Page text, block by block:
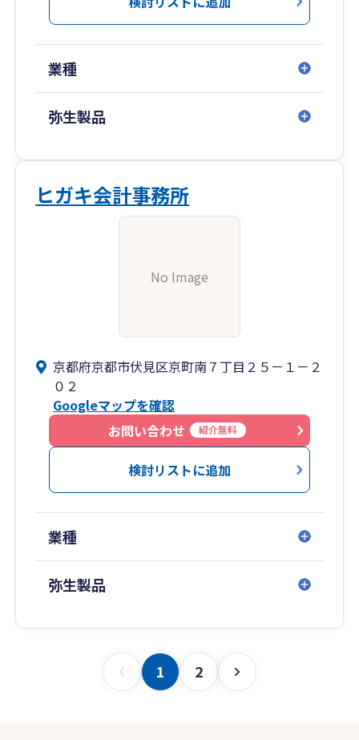
業種
弥生製品
ヒガキ会計事務所
No Image
京都府京都市伏見区京町南７丁目２５－１－２
０２
Googleマップを確認
お問い合わせ
紹介無料
検討リストに追加
業種
弥生製品
1 2